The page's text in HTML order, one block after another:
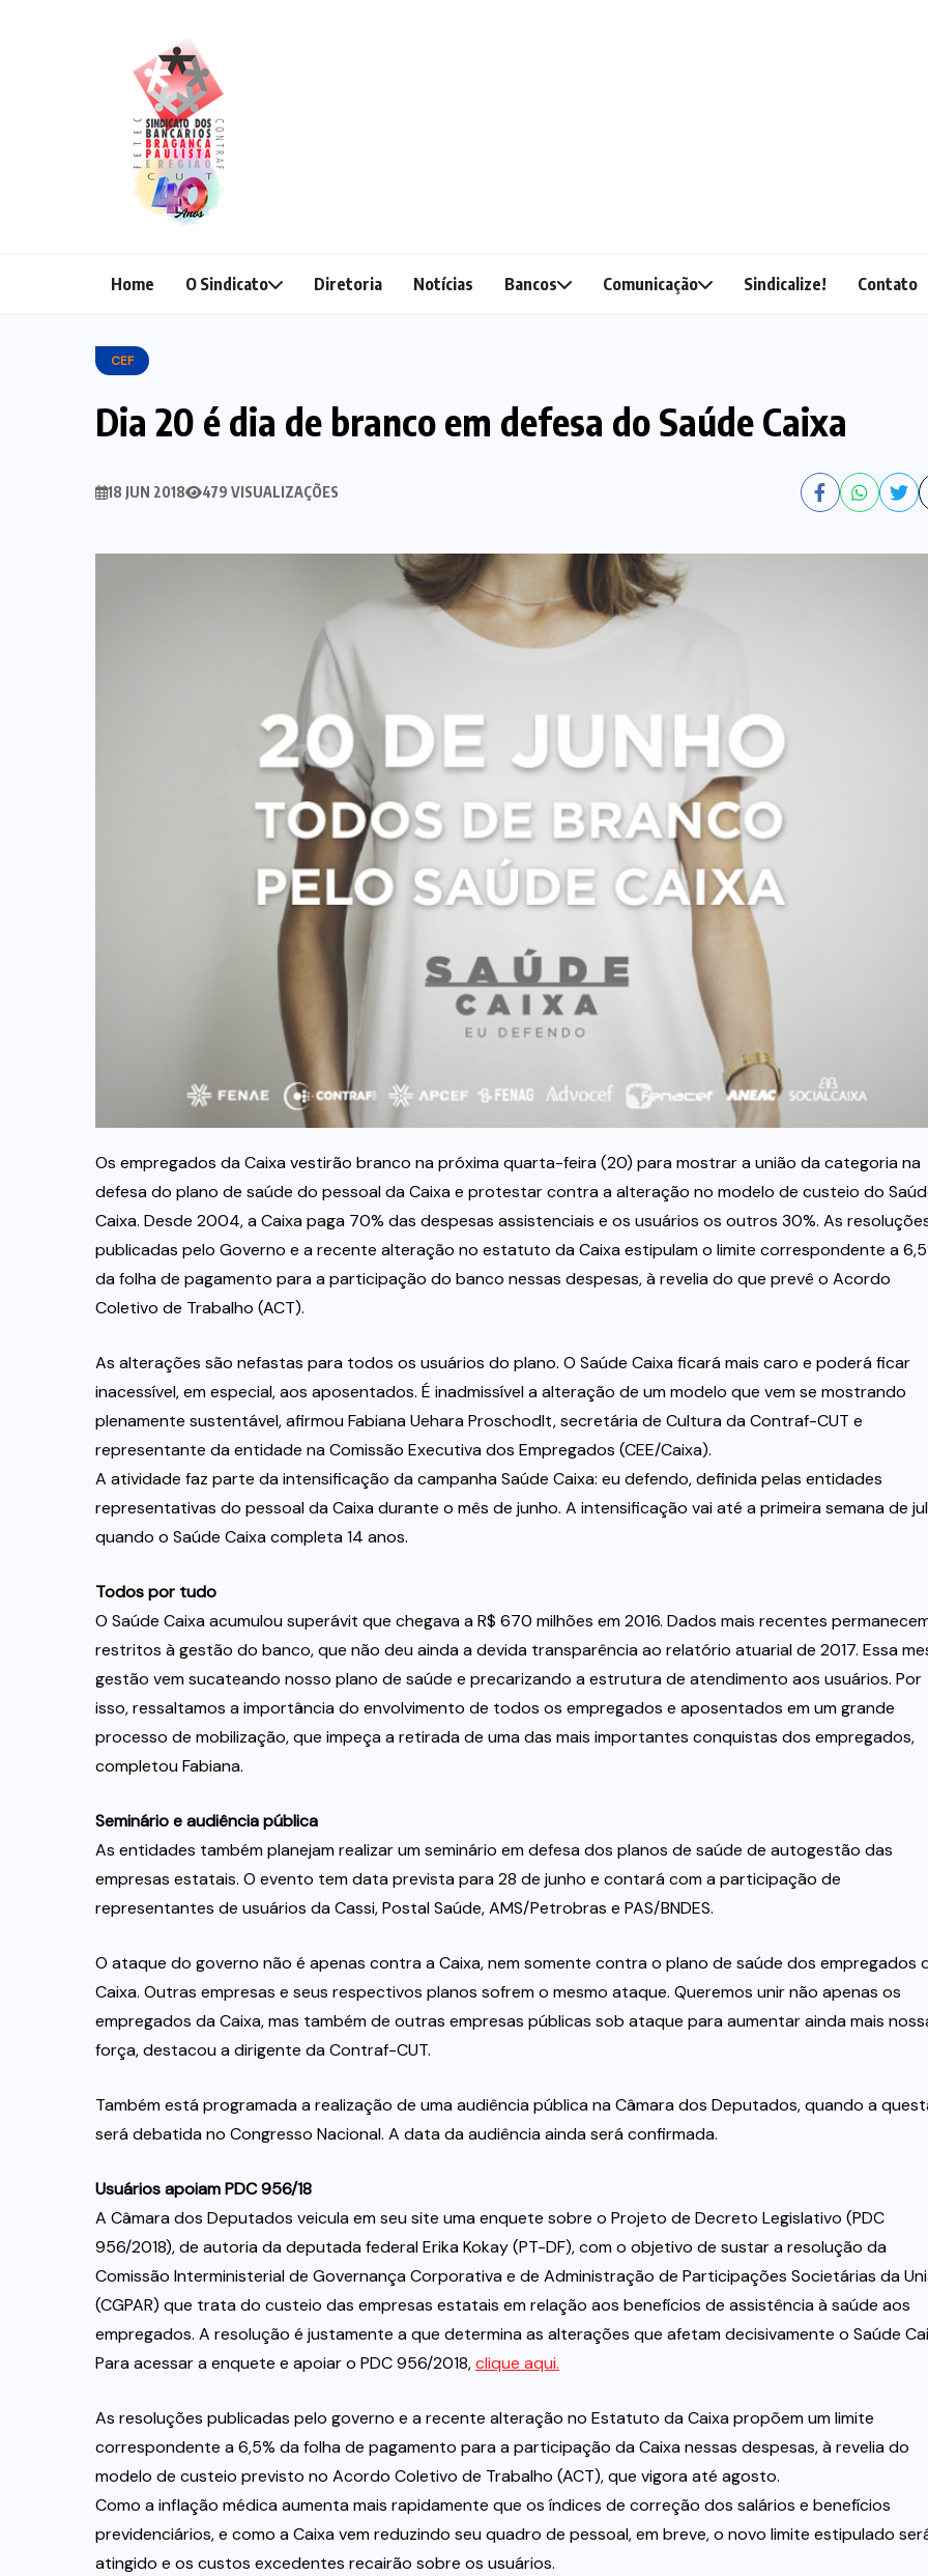
Home O Sindicato Diretoria Notícias Bancos Comunicação Sindicalize! Contato
CEF
Dia 20 é dia de branco em defesa do Saúde Caixa
18 JUN 2018 479 VISUALIZAÇÕES
Os empregados da Caixa vestirão branco na próxima quarta-feira (20) para mostrar a união da categoria na
defesa do plano de saúde do pessoal da Caixa e protestar contra a alteração no modelo de custeio do
Caixa. Desde 2004, a Caixa paga 70% das despesas assistenciais e os usuários os outros 30%. As
publicadas pelo Governo e a recente alteração no estatuto da Caixa estipulam o limite correspondente a
da folha de pagamento para a participação do banco nessas despesas, à revelia do que prevê o Acordo
Coletivo de Trabalho (ACT).
As alterações são nefastas para todos os usuários do plano. O Saúde Caixa ficará mais caro e poderá ficar
inacessível, em especial, aos aposentados. É inadmissível a alteração de um modelo que vem se mostrando
plenamente sustentável, afirmou Fabiana Uehara Proschodlt, secretária de Cultura da Contraf-CUT e
representante da entidade na Comissão Executiva dos Empregados (CEE/Caixa).
A atividade faz parte da intensificação da campanha Saúde Caixa: eu defendo, definida pelas entidades
representativas do pessoal da Caixa durante o mês de junho. A intensificação vai até a primeira semana de
quando o Saúde Caixa completa 14 anos.
Todos por tudo
O Saúde Caixa acumulou superávit que chegava a R$ 670 milhões em 2016. Dados mais recentes
restritos à gestão do banco, que não deu ainda a devida transparência ao relatório atuarial de 2017. Essa
gestão vem sucateando nosso plano de saúde e precarizando a estrutura de atendimento aos usuários. Por
isso, ressaltamos a importância do envolvimento de todos os empregados e aposentados em um grande
processo de mobilização, que impeça a retirada de uma das mais importantes conquistas dos empregados,
completou Fabiana.
Seminário e audiência pública
As entidades também planejam realizar um seminário em defesa dos planos de saúde de autogestão das
empresas estatais. O evento tem data prevista para 28 de junho e contará com a participação de
representantes de usuários da Cassi, Postal Saúde, AMS/Petrobras e PAS/BNDES.
O ataque do governo não é apenas contra a Caixa, nem somente contra o plano de saúde dos empregados
Caixa. Outras empresas e seus respectivos planos sofrem o mesmo ataque. Queremos unir não apenas os
empregados da Caixa, mas também de outras empresas públicas sob ataque para aumentar ainda mais
força, destacou a dirigente da Contraf-CUT.
Também está programada a realização de uma audiência pública na Câmara dos Deputados, quando a
será debatida no Congresso Nacional. A data da audiência ainda será confirmada.
Usuários apoiam PDC 956/18
A Câmara dos Deputados veicula em seu site uma enquete sobre o Projeto de Decreto Legislativo (PDC
956/2018), de autoria da deputada federal Erika Kokay (PT-DF), com o objetivo de sustar a resolução da
Comissão Interministerial de Governança Corporativa e de Administração de Participações Societárias da
(CGPAR) que trata do custeio das empresas estatais em relação aos benefícios de assistência à saúde aos
empregados. A resolução é justamente a que determina as alterações que afetam decisivamente o Saúde
Para acessar a enquete e apoiar o PDC 956/2018,clique aqui.
As resoluções publicadas pelo governo e a recente alteração no Estatuto da Caixa propõem um limite
correspondente a 6,5% da folha de pagamento para a participação da Caixa nessas despesas, à revelia do
modelo de custeio previsto no Acordo Coletivo de Trabalho (ACT), que vigora até agosto.
Como a inflação médica aumenta mais rapidamente que os índices de correção dos salários e benefícios
previdenciários, e como a Caixa vem reduzindo seu quadro de pessoal, em breve, o novo limite estipulado
atingido e os custos excedentes recairão sobre os usuários.